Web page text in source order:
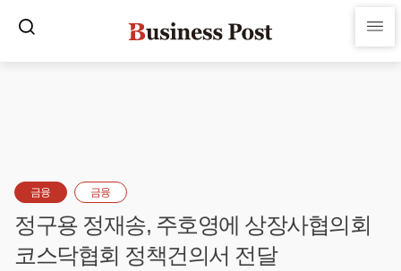
금융 금융
정구용 정재송, 주호영에 상장사협의회
코스닥협회 정책건의서 전달